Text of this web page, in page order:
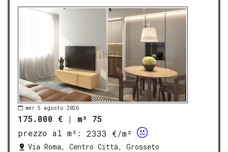
mer 5 agosto 2026
175.000 € | m² 75
prezzo al m²:
2333 €/m²
Via Roma, Centro Città, Grosseto